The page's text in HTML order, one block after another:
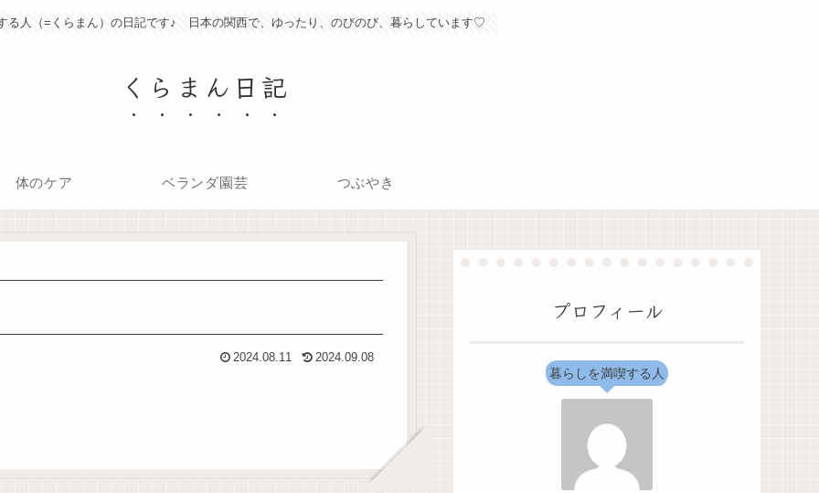
る人（=くらまん）の日記です♪ 日本の関西で、ゆったり、のびのび、暮らしています♡
くらまん日記
体のケア ベランダ園芸 つぶやき
2024.08.11 2024.09.08
プロフィール
暮らしを満喫する人